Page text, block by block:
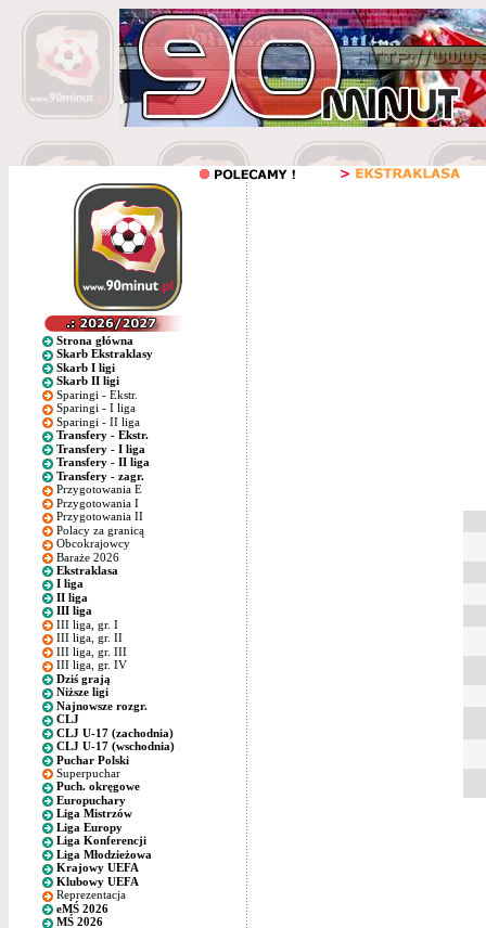
Strona główna
Skarb Ekstraklasy
Skarb I ligi
Skarb II ligi
Sparingi - Ekstr.
Sparingi - I liga
Sparingi - II liga
Transfery - Ekstr.
Transfery - I liga
Transfery - II liga
Transfery - zagr.
Przygotowania E
Przygotowania I
Przygotowania II
Polacy za granicą
Obcokrajowcy
Baraże 2026
Ekstraklasa
I liga
II liga
III liga
III liga, gr. I
III liga, gr. II
III liga, gr. III
III liga, gr. IV
Dziś grają
Niższe ligi
Najnowsze rozgr.
CLJ
CLJ U-17 (zachodnia)
CLJ U-17 (wschodnia)
Puchar Polski
Superpuchar
Puch. okręgowe
Europuchary
Liga Mistrzów
Liga Europy
Liga Konferencji
Liga Młodzieżowa
Krajowy UEFA
Klubowy UEFA
Reprezentacja
eMŚ 2026
MŚ 2026